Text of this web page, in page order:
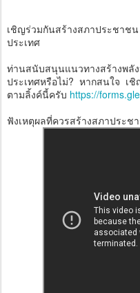
เชิญร่วมกันสร้างสภาประชา
ประเทศ
ท่านสนับสนุนแนวทางสร้างพลั
ประเทศหรือไม่? หากสนใจ เ
ตามลิ้งค์นี้ครับ https://
ฟังเหตุผลที่ควรสร้างสภาประช